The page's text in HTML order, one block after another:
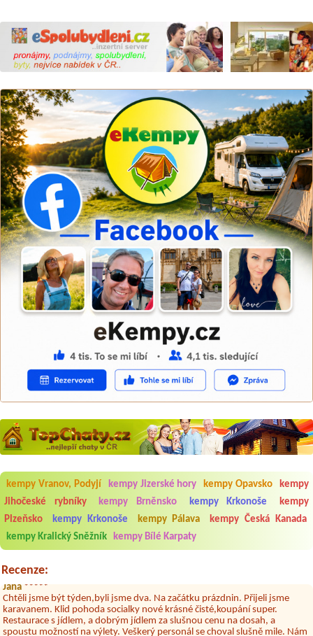
kempy Vranov, Podyjí kempy Jizerské hory kempy Opavsko
kempy
Jihočeské rybníky
kempy Brněnsko kempy Krkonoše
kempy
Plzeňsko
kempy Krkonoše kempy Pálava
kempy Česká Kanada
kempy Kralický Sněžník kempy Bílé Karpaty
Recenze:
Aneta Melicharová
***
Byli jsme zde v týdnu od 25.7. do 1.8. 2026. Kemp jako takový je pěkný.
V umývárně i na WC bylo vždy čisto, doplněný papír i utěrky, což při
množství návštěvníků není samozřejmost. V kempu je obchod a
restaurace, kebab a další občerstvení. Co nás ale velice zklamalo byl
celodenní hluk z repráků u stanů a absolutní bezohlednost ostatních
ubytovaných. Přes den jsem si připadala jak na pouti- z každého koutu
Chtěli jsme být týden,byli jsme dva. Na začátku prázdnin. Přijeli jsme
karavanem. Klid pohoda socialky nové krásné čisté,koupání super.
Restaurace s jídlem, a dobrým jídlem za slušnou cenu na dosah, a
spoustu možností na výlety. Veškerý personál se choval slušně mile. Nám